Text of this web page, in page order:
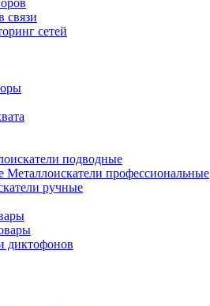
связи
сетей
подводные
Металлоискатели профессиональные
ручные
диктофонов